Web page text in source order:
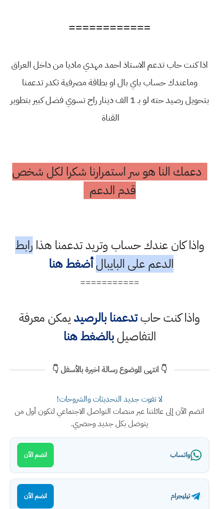
============
اذا كنت حاب تدعم الاستاذ احمد مهدي ماديا من داخل العراق
وماعندك حساب باي بال او بطاقة مصرفية تكدر تدعمنا
بتحويل رصيد حته لو بـ 1 الف دينار راح تسوي فضل كبير بتطوير
القناة
دعمك النا هو سر استمرارنا شكرا لكل شخص
قدم الدعم
واذا كان عندك حساب وتريد تدعمنا هذارابط
الدعم على البايبال أضغط هنا
===========
واذا كنت حابتدعمنا بالرصيديمكن معرفة
التفاصيلبالضغط هنا
👇 انتهى الموضوع رسالة اخيرة بالأسفل 👇
لا تفوت جديد التحديثات والشروحات!
انضم الآن إلى عائلتنا عبر منصات التواصل الاجتماعي لتكون أول من
يتوصل بكل جديد وحصري.
واتساب انضم الآن
تيليجرام انضم الآن